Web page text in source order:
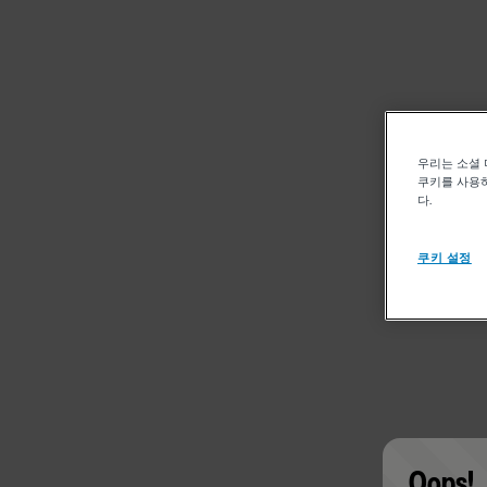
우리는 소셜
쿠키를 사용
다.
쿠키 설정